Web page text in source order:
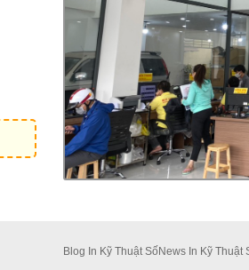
Blog In Kỹ Thuật Số News In Kỹ Thuật